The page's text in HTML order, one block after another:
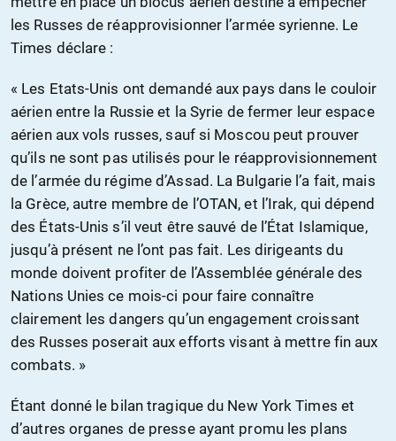
les Russes de réapprovisionner l’armée syrienne. Le
Times déclare :
« Les Etats-Unis ont demandé aux pays dans le couloir
aérien entre la Russie et la Syrie de fermer leur espace
aérien aux vols russes, sauf si Moscou peut prouver
qu’ils ne sont pas utilisés pour le réapprovisionnement
de l’armée du régime d’Assad. La Bulgarie l’a fait, mais
la Grèce, autre membre de l’OTAN, et l’Irak, qui dépend
des États-Unis s’il veut être sauvé de l’État Islamique,
jusqu’à présent ne l’ont pas fait. Les dirigeants du
monde doivent profiter de l’Assemblée générale des
Nations Unies ce mois-ci pour faire connaître
clairement les dangers qu’un engagement croissant
des Russes poserait aux efforts visant à mettre fin aux
combats. »
Étant donné le bilan tragique du New York Times et
d’autres organes de presse ayant promu les plans